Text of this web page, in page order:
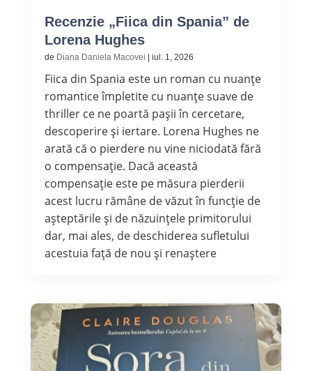
Recenzie „Fiica din Spania” de
Lorena Hughes
de Diana Daniela Macovei iul. 1, 2026
Fiica din Spania este un roman cu nuanțe
romantice împletite cu nuanțe suave de
thriller ce ne poartă pașii în cercetare,
descoperire și iertare. Lorena Hughes ne
arată că o pierdere nu vine niciodată fără
o compensație. Dacă această
compensație este pe măsura pierderii
acest lucru rămâne de văzut în funcție de
așteptările și de năzuințele primitorului
dar, mai ales, de deschiderea sufletului
acestuia față de nou și renaștere